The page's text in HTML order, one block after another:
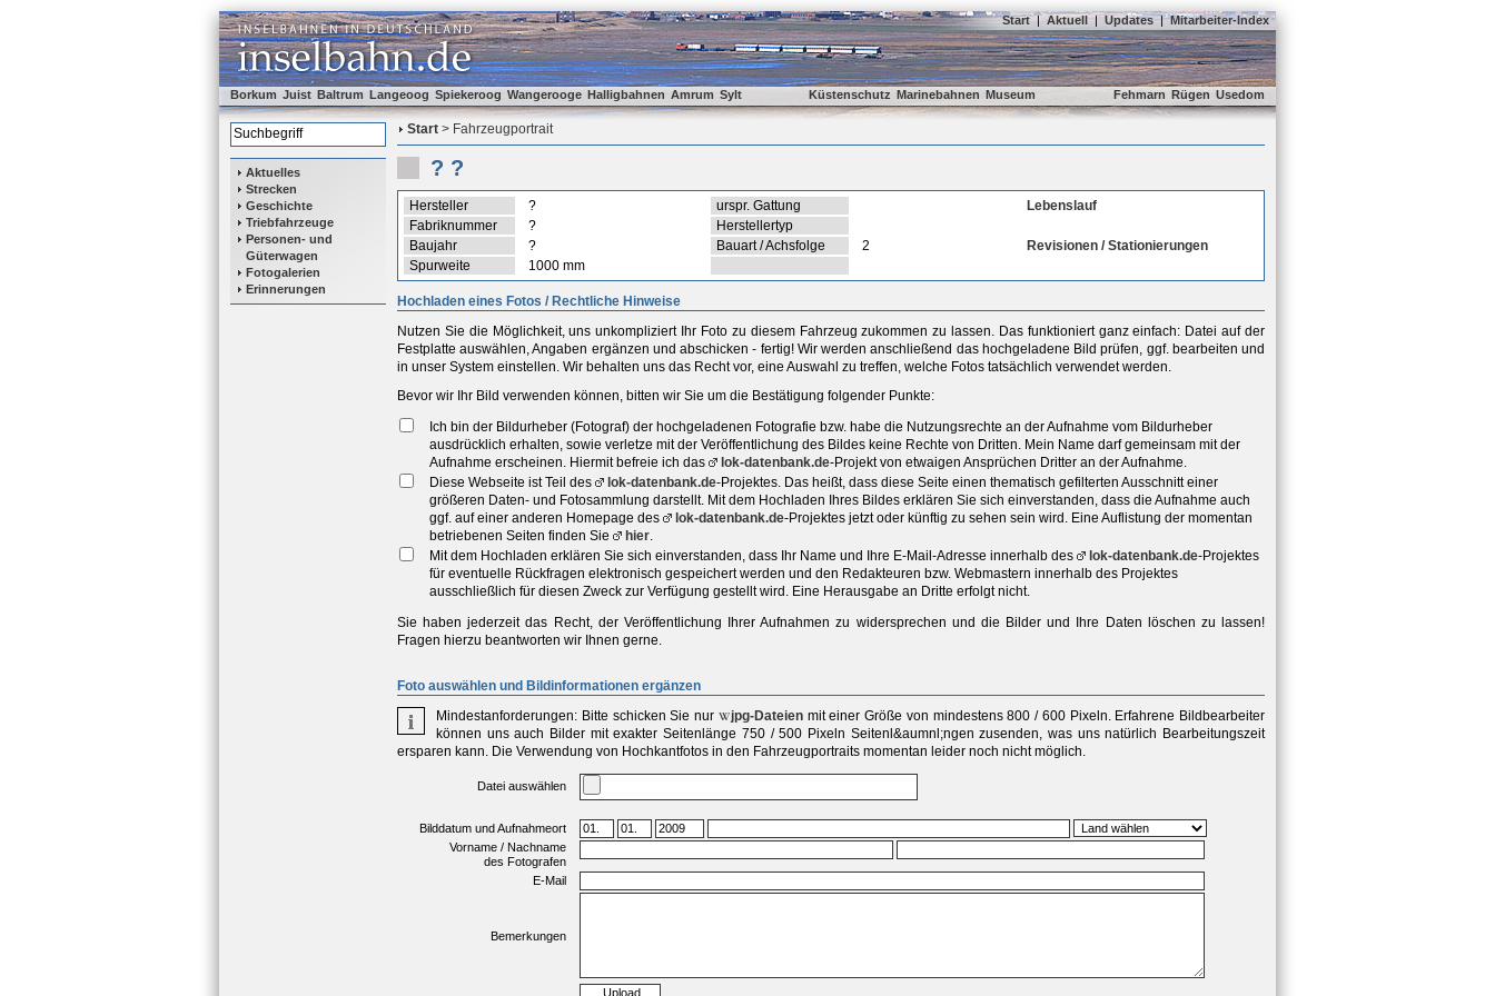
Start | Aktuell | Updates | Mitarbeiter-Index
Borkum Juist Baltrum Langeoog Spiekeroog Wangerooge Halligbahnen Amrum Sylt Küstenschutz Marinebahnen Museum Fehmarn Rügen Usedom
Aktuelles
Strecken
Geschichte
Triebfahrzeuge
Personen- und
Güterwagen
Fotogalerien
Erinnerungen
Start > Fahrzeugportrait
? ?
Hersteller ? urspr. Gattung
Lebenslauf
Fabriknummer
?
Herstellertyp
Baujahr
? Bauart / Achsfolge 2
Revisionen / Stationierungen
Spurweite
1000 mm
Hochladen eines Fotos / Rechtliche Hinweise
Nutzen Sie die Möglichkeit, uns unkompliziert Ihr Foto zu diesem Fahrzeug zukommen zu lassen. Das funktioniert ganz einfach: Datei auf der
Festplatte auswählen, Angaben ergänzen und abschicken - fertig! Wir werden anschließend das hochgeladene Bild prüfen, ggf. bearbeiten und
in unser System einstellen. Wir behalten uns das Recht vor, eine Auswahl zu treffen, welche Fotos tatsächlich verwendet werden.
Bevor wir Ihr Bild verwenden können, bitten wir Sie um die Bestätigung folgender Punkte:
Ich bin der Bildurheber (Fotograf) der hochgeladenen Fotografie bzw. habe die Nutzungsrechte an der Aufnahme vom Bildurheber
ausdrücklich erhalten, sowie verletze mit der Veröffentlichung des Bildes keine Rechte von Dritten. Mein Name darf gemeinsam mit der
Aufnahme erscheinen. Hiermit befreie ich das
lok-datenbank.de-Projekt von etwaigen Ansprüchen Dritter an der Aufnahme.
Diese Webseite ist Teil des
lok-datenbank.de-Projektes. Das heißt, dass diese Seite einen thematisch gefilterten Ausschnitt einer
größeren Daten- und Fotosammlung darstellt. Mit dem Hochladen Ihres Bildes erklären Sie sich einverstanden, dass die Aufnahme auch
ggf. auf einer anderen Homepage des
lok-datenbank.de-Projektes jetzt oder künftig zu sehen sein wird. Eine Auflistung der momentan
betriebenen Seiten finden Sie
hier.
Mit dem Hochladen erklären Sie sich einverstanden, dass Ihr Name und Ihre E-Mail-Adresse innerhalb des
lok-datenbank.de-Projektes
für eventuelle Rückfragen elektronisch gespeichert werden und den Redakteuren bzw. Webmastern innerhalb des Projektes
ausschließlich für diesen Zweck zur Verfügung gestellt wird. Eine Herausgabe an Dritte erfolgt nicht.
Sie haben jederzeit das Recht, der Veröffentlichung Ihrer Aufnahmen zu widersprechen und die Bilder und Ihre Daten löschen zu lassen!
Fragen hierzu beantworten wir Ihnen gerne.
Foto auswählen und Bildinformationen ergänzen
Mindestanforderungen: Bitte schicken Sie nur jpg-Dateienmit einer Größe von mindestens 800 / 600 Pixeln. Erfahrene Bildbearbeiter
können uns auch Bilder mit exakter Seitenlänge 750 / 500 Pixeln Seitenl&aumnl;ngen zusenden, was uns natürlich Bearbeitungszeit
ersparen kann. Die Verwendung von Hochkantfotos in den Fahrzeugportraits momentan leider noch nicht möglich.
Datei auswählen
Bilddatum und Aufnahmeort
Vorname / Nachname
des Fotografen
E-Mail
Bemerkungen